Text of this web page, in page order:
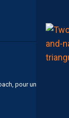
pour une fois